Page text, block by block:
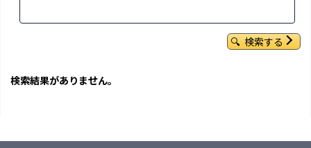
検索する
検索結果がありません。